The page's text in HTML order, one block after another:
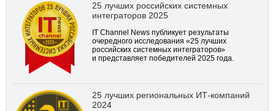
25 лучших российских системных
интеграторов 2025
IT Channel News публикует результаты
очередного исследования «25 лучших
российских системных интеграторов»
и представляет победителей 2025 года.
25 лучших региональных ИТ-компаний
2024